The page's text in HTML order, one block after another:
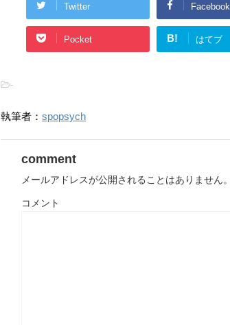
Twitter Facebook
Pocket B! はてブ
-
執筆者： spopsych
comment
メールアドレスが公開されることはありません。
コメント